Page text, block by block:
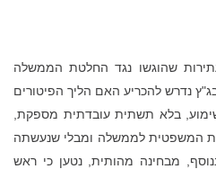
עתירות שהוגשו נגד החלטת הממשלה
נדרש להכריע האם הליך הפיטורים
בלא תשתית עובדתית מספקת,
המשפטית לממשלה ומבלי שנעשתה
מבחינה מהותית, נטען כי ראש